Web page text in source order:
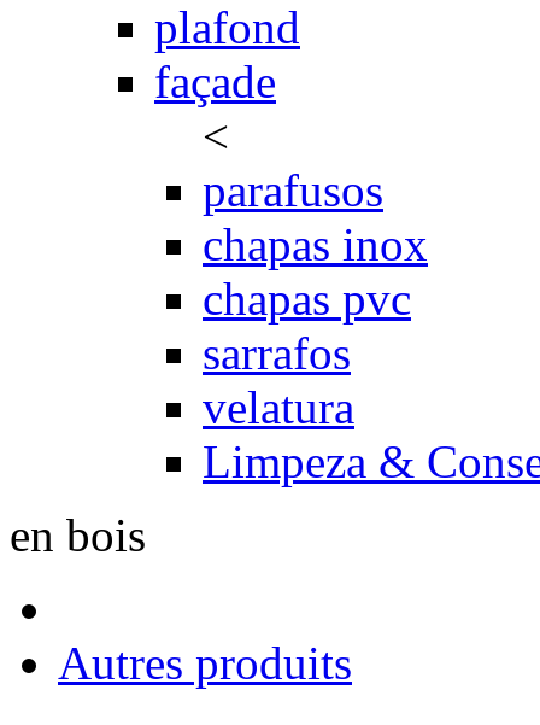
plafond
façade
<
parafusos
chapas inox
chapas pvc
sarrafos
velatura
Limpeza &
en bois
Autres produits